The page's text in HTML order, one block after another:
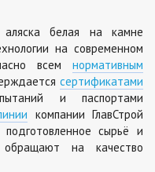
аляска белая на камне
на современном
всем нормативным
сертификатами
и паспортами
компании ГлавСтрой
подготовленное сырьё и
на качество